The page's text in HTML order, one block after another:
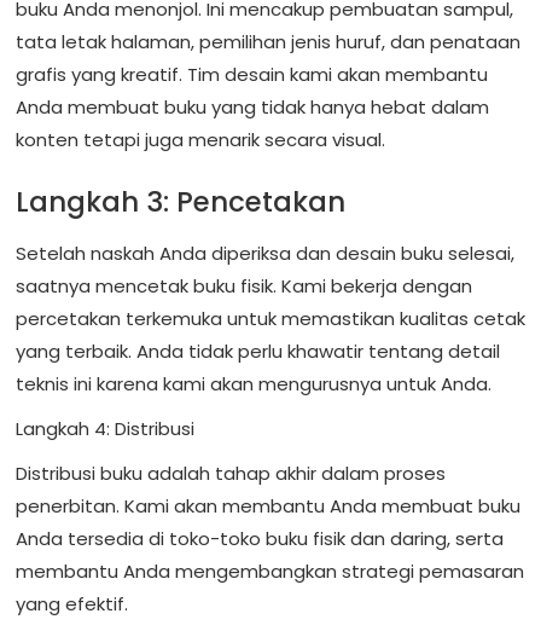
buku Anda menonjol. Ini mencakup pembuatan sampul,
tata letak halaman, pemilihan jenis huruf, dan penataan
grafis yang kreatif. Tim desain kami akan membantu
Anda membuat buku yang tidak hanya hebat dalam
konten tetapi juga menarik secara visual.
Langkah 3: Pencetakan
Setelah naskah Anda diperiksa dan desain buku selesai,
saatnya mencetak buku fisik. Kami bekerja dengan
percetakan terkemuka untuk memastikan kualitas cetak
yang terbaik. Anda tidak perlu khawatir tentang detail
teknis ini karena kami akan mengurusnya untuk Anda.
Langkah 4: Distribusi
Distribusi buku adalah tahap akhir dalam proses
penerbitan. Kami akan membantu Anda membuat buku
Anda tersedia di toko-toko buku fisik dan daring, serta
membantu Anda mengembangkan strategi pemasaran
yang efektif.